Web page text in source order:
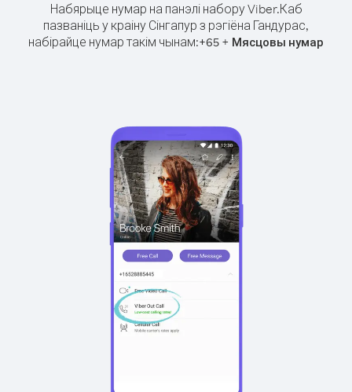
Набярыце нумар на панэлі набору Viber.Каб
пазваніць у краіну Сінгапур з рэгіёна Гандурас,
набірайце нумар такім чынам:+65 + Мясцовы нумар